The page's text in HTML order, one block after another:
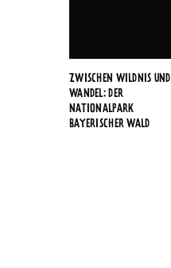
ZWISCHEN WILDNIS UND
WANDEL: DER
NATIONALPARK
BAYERISCHER WALD